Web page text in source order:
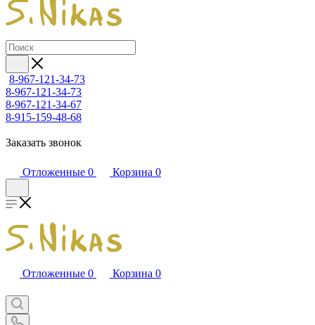
8-967-121-34-73
8-967-121-34-73
8-967-121-34-67
8-915-159-48-68
Заказать звонок
Отложенные 0 Корзина 0
Отложенные 0 Корзина 0